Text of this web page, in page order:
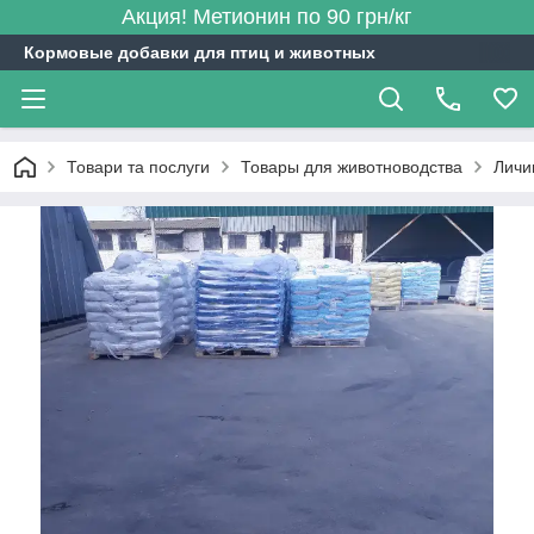
Акция! Метионин по 90 грн/кг
Кормовые добавки для птиц и животных
Товари та послуги Товары для животноводства